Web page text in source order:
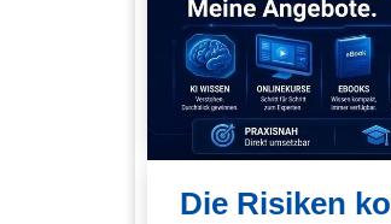
Die Risiken